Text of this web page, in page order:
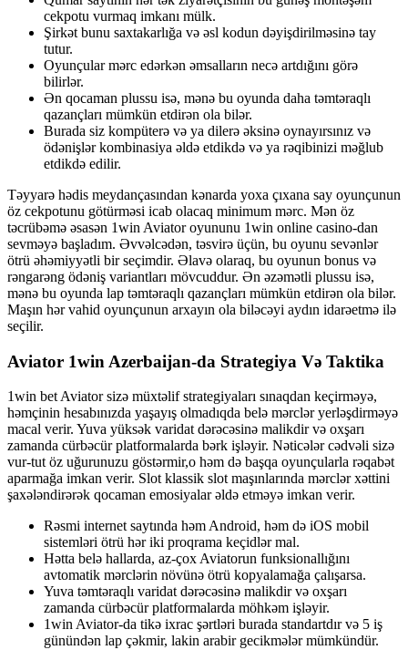
cekpotu vurmaq imkanı mülk.
Şirkət bunu saxtakarlığa və əsl kodun dəyişdirilməsinə tay
tutur.
Oyunçular mərc edərkən əmsalların necə artdığını görə
bilirlər.
Ən qocaman plussu isə, mənə bu oyunda daha təmtəraqlı
qazançları mümkün etdirən ola bilər.
Burada siz kompüterə və ya dilerə əksinə oynayırsınız və
ödənişlər kombinasiya əldə etdikdə və ya rəqibinizi məğlub
etdikdə edilir.
Təyyarə hədis meydançasından kənarda yoxa çıxana say oyunçunun
öz cekpotunu götürməsi icab olacaq minimum mərc. Mən öz
təcrübəmə əsasən 1win Aviator oyununu 1win online casino-dan
sevməyə başladım. Əvvəlcədən, təsvirə üçün, bu oyunu sevənlər
ötrü əhəmiyyətli bir seçimdir. Əlavə olaraq, bu oyunun bonus və
rəngarəng ödəniş variantları mövcuddur. Ən əzəmətli plussu isə,
mənə bu oyunda lap təmtəraqlı qazançları mümkün etdirən ola bilər.
Maşın hər vahid oyunçunun arxayın ola biləcəyi aydın idarəetmə ilə
seçilir.
Aviator 1win Azerbaijan-da Strategiya Və Taktika
1win bet Aviator sizə müxtəlif strategiyaları sınaqdan keçirməyə,
həmçinin hesabınızda yaşayış olmadıqda belə mərclər yerləşdirməyə
macal verir. Yuva yüksək varidat dərəcəsinə malikdir və oxşarı
zamanda cürbəcür platformalarda bərk işləyir. Nəticələr cədvəli sizə
vur-tut öz uğurunuzu göstərmir,o həm də başqa oyunçularla rəqabət
aparmağa imkan verir. Slot klassik slot maşınlarında mərclər xəttini
şaxələndirərək qocaman emosiyalar əldə etməyə imkan verir.
Rəsmi internet saytında həm Android, həm də iOS mobil
sistemləri ötrü hər iki proqrama keçidlər mal.
Hətta belə hallarda, az-çox Aviatorun funksionallığını
avtomatik mərclərin növünə ötrü kopyalamağa çalışarsa.
Yuva təmtəraqlı varidat dərəcəsinə malikdir və oxşarı
zamanda cürbəcür platformalarda möhkəm işləyir.
1win Aviator-da tikə ixrac şərtləri burada standartdır və 5 iş
günündən lap çəkmir, lakin arabir gecikmələr mümkündür.